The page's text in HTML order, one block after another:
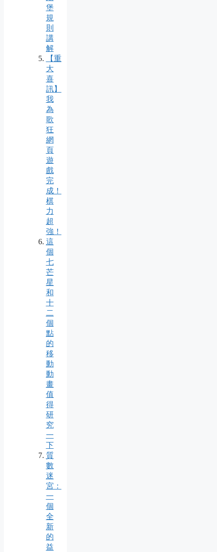
堡
規
則
講
解
【重
大
喜
訊】
我
為
歌
狂
網
頁
遊
戲
完
成！
棋
力
超
強！
這
個
七
芒
星
和
十
二
個
點
的
移
動
動
畫
值
得
研
究
一
下
質
數
迷
宮：
一
個
全
新
的
益